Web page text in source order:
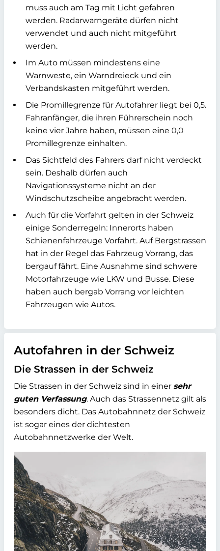
muss auch am Tag mit Licht gefahren
werden. Radarwarngeräte dürfen nicht
verwendet und auch nicht mitgeführt
werden.
Im Auto müssen mindestens eine
Warnweste, ein Warndreieck und ein
Verbandskasten mitgeführt werden.
Die Promillegrenze für Autofahrer liegt bei 0,5.
Fahranfänger, die ihren Führerschein noch
keine vier Jahre haben, müssen eine 0,0
Promillegrenze einhalten.
Das Sichtfeld des Fahrers darf nicht verdeckt
sein. Deshalb dürfen auch
Navigationssysteme nicht an der
Windschutzscheibe angebracht werden.
Auch für die Vorfahrt gelten in der Schweiz
einige Sonderregeln: Innerorts haben
Schienenfahrzeuge Vorfahrt. Auf Bergstrassen
hat in der Regel das Fahrzeug Vorrang, das
bergauf fährt. Eine Ausnahme sind schwere
Motorfahrzeuge wie LKW und Busse. Diese
haben auch bergab Vorrang vor leichten
Fahrzeugen wie Autos.
Autofahren in der Schweiz
Die Strassen in der Schweiz
Die Strassen in der Schweiz sind in einer sehr
guten Verfassung. Auch das Strassennetz gilt als
besonders dicht. Das Autobahnnetz der Schweiz
ist sogar eines der dichtesten
Autobahnnetzwerke der Welt.